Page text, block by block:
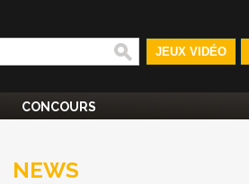
JEUX VIDÉO
CONCOURS
NEWS